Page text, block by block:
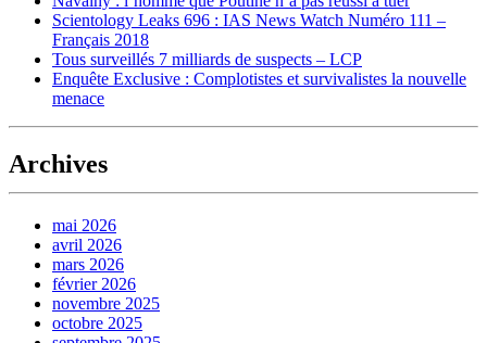
Scientology Leaks 696 : IAS News Watch Numéro 111 –
Français 2018
Tous surveillés 7 milliards de suspects – LCP
Enquête Exclusive : Complotistes et survivalistes la nouvelle
menace
Archives
mai 2026
avril 2026
mars 2026
février 2026
novembre 2025
octobre 2025